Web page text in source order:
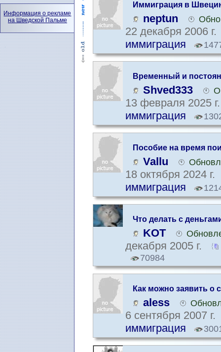
Иммиграция в
neptun
22 декабря 2006 г.
иммиграция
Временный и
Shved333
13 февраля 2025
иммиграция
Пособие на время
Vallu
18 октября 2024 г.
иммиграция
Что делать с
KOT
декабря 2005 г.
70984
Как можно заявить о
aless
6 сентября 2007 г.
иммиграция
Информация о рекламе
на Шведской Пальме